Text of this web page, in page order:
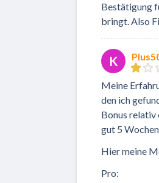
Bestätigung
bringt. Also
K
Meine
den ich
Bonus relativ
gut 5
Hier meine
Pro: